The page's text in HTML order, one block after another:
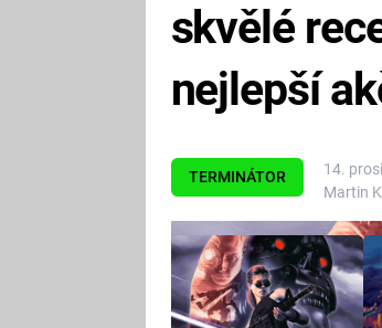
TERMINÁTOR
14.
Martin
skvělé
nejlepší